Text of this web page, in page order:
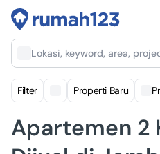
Lokasi, keyword, area,
Filter Properti Baru
Apartemen 2